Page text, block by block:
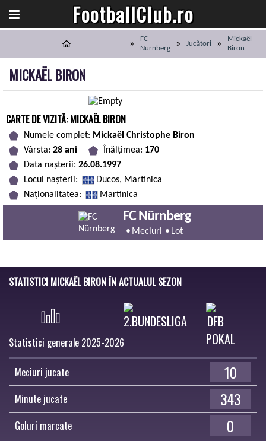
FootballClub.ro
FC
Nürnberg
Jucători
Mickaël
Biron
MICKAËL BIRON
CARTE DE VIZITĂ: MICKAËL BIRON
Numele complet: Mickaël Christophe Biron
Vârsta: 28 ani Înălțimea: 170
Data nașterii: 26.08.1997
Locul nașterii:
Ducos, Martinica
Naționalitatea:
Martinica
FC Nürnberg
Meciuri Lot
STATISTICI MICKAËL BIRON ÎN ACTUALUL SEZON
Statistici generale 2025-2026
Meciuri jucate 10
Minute jucate 343
Goluri marcate 0